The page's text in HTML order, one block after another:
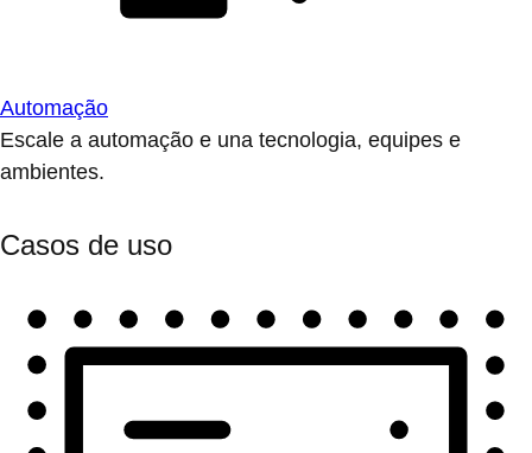
Automação
Escale a automação e una tecnologia, equipes e
ambientes.
Casos de uso